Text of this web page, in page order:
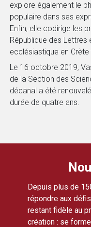
explore également le
populaire dans ses
Enfin, elle codirige les
République des Lettres
ecclésiastique en
Le 16 octobre 2019,
de la Section des
décanal a été
durée de quatre ans.
Depuis plus de
répondre aux
restant fidèle au
création : se